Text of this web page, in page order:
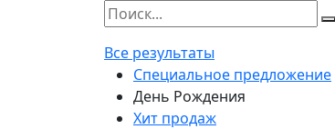
Все результаты
Специальное предложение
День Рождения
Хит продаж